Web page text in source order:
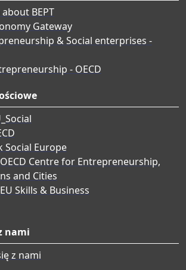
BEPT
Gateway
& Social enterprises -
- OECD
Social Europe
Centre for Entrepreneurship,
and Cities
Skills & Business
nami
z nami